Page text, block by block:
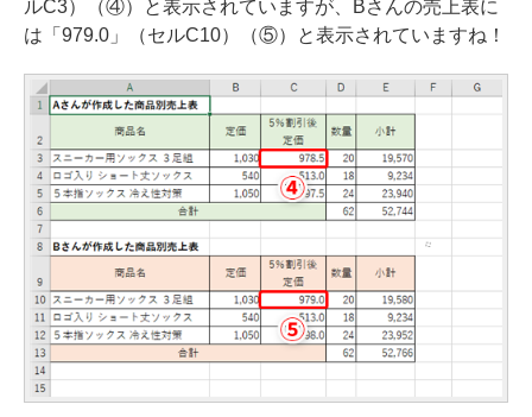
ルC3）（④）と表示されていますが、Bさんの売上表に
は「979.0」（セルC10）（⑤）と表示されていますね！